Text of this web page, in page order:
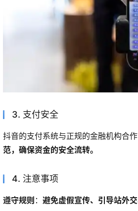
3. 支付安全
抖音的支付系统与正规的金融机构合
范，确保资金的安全流转。
4. 注意事项
遵守规则 ：避免虚假宣传、引导站外